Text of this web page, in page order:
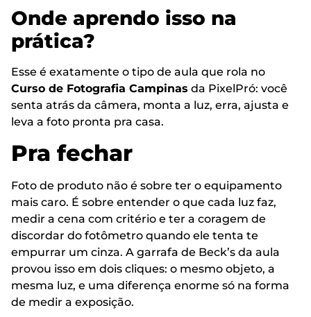
Onde aprendo isso na
prática?
Esse é exatamente o tipo de aula que rola no
Curso de Fotografia Campinas da PixelPró: você
senta atrás da câmera, monta a luz, erra, ajusta e
leva a foto pronta pra casa.
Pra fechar
Foto de produto não é sobre ter o equipamento
mais caro. É sobre entender o que cada luz faz,
medir a cena com critério e ter a coragem de
discordar do fotômetro quando ele tenta te
empurrar um cinza. A garrafa de Beck’s da aula
provou isso em dois cliques: o mesmo objeto, a
mesma luz, e uma diferença enorme só na forma
de medir a exposição.